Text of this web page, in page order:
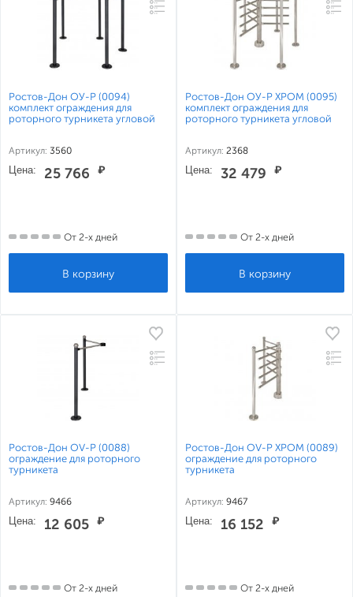
Ростов-Дон ОУ-Р (0094)
комплект ограждения для
роторного турникета угловой
Артикул: 3560
Цена: 25 766 ₽
От 2-х дней
Ростов-Дон ОУ-Р ХРОМ (0095)
комплект ограждения для
роторного турникета угловой
Артикул: 2368
Цена: 32 479 ₽
От 2-х дней
Ростов-Дон ОV-Р (0088)
ограждение для роторного
турникета
Артикул: 9466
Цена: 12 605 ₽
От 2-х дней
Ростов-Дон ОV-Р ХРОМ (0089)
ограждение для роторного
турникета
Артикул: 9467
Цена: 16 152 ₽
От 2-х дней